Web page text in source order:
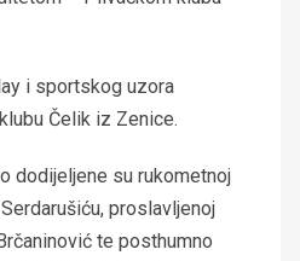
i sportskog uzora
Čelik iz Zenice.
dodijeljene su rukometnoj
proslavljenoj
te posthumno